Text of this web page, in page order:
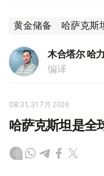
黄金储备 哈萨克斯
木合塔尔 哈
编译
08:31, 31 7月 2026
哈萨克斯坦是全